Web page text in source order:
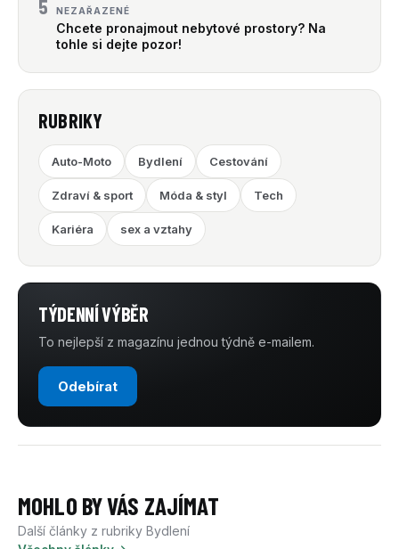
5 NEZAŘAZENÉ
Chcete pronajmout nebytové prostory? Na
tohle si dejte pozor!
RUBRIKY
Auto-Moto Bydlení Cestování
Zdraví & sport Móda & styl Tech
Kariéra sex a vztahy
TÝDENNÍ VÝBĚR
To nejlepší z magazínu jednou týdně e-mailem.
Odebírat
MOHLO BY VÁS ZAJÍMAT
Další články z rubriky Bydlení